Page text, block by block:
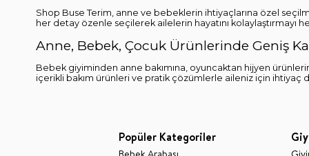
Shop Buse Terim, anne ve bebeklerin ihtiyaçlarına özel
her detay özenle seçilerek ailelerin hayatını kolaylaştırmayı
Anne, Bebek, Çocuk Ürünlerinde Geniş
Bebek giyiminden anne bakımına, oyuncaktan hijyen
içerikli bakım ürünleri ve pratik çözümlerle aileniz için
Popüler Kategoriler